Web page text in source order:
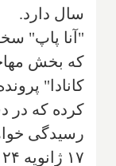
سال دارد.
"آنا پاپ"
که بخش
کرده که در
رسیدگی